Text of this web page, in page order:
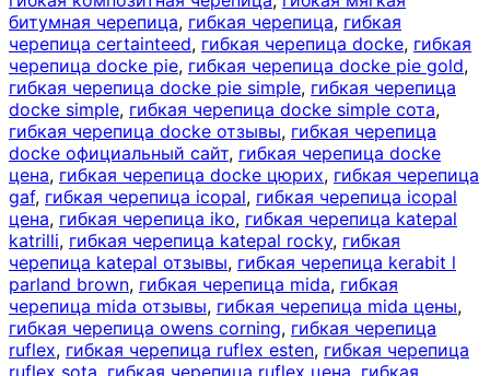
битумная черепица, гибкая черепица, гибкая
черепица certainteed, гибкая черепица docke, гибкая
черепица docke pie, гибкая черепица docke pie gold,
гибкая черепица docke pie simple, гибкая черепица
docke simple, гибкая черепица docke simple сота,
гибкая черепица docke отзывы, гибкая черепица
docke официальный сайт, гибкая черепица docke
цена, гибкая черепица docke цюрих, гибкая черепица
gaf, гибкая черепица icopal, гибкая черепица icopal
цена, гибкая черепица iko, гибкая черепица katepal
katrilli, гибкая черепица katepal rocky, гибкая
черепица katepal отзывы, гибкая черепица kerabit l
parland brown, гибкая черепица mida, гибкая
черепица mida отзывы, гибкая черепица mida цены,
гибкая черепица owens corning, гибкая черепица
ruflex, гибкая черепица ruflex esten, гибкая черепица
ruflex sota, гибкая черепица ruflex цена, гибкая